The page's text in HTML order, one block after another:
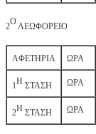
2Ο ΛΕΩΦΟΡΕΙΟ
ΑΦΕΤΗΡΙΑ ΩΡΑ
1Η ΣΤΑΣΗ ΩΡΑ
2Η ΣΤΑΣΗ ΩΡΑ